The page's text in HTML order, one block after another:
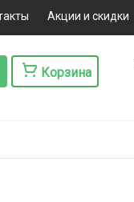
Акции и скидки
Корзина